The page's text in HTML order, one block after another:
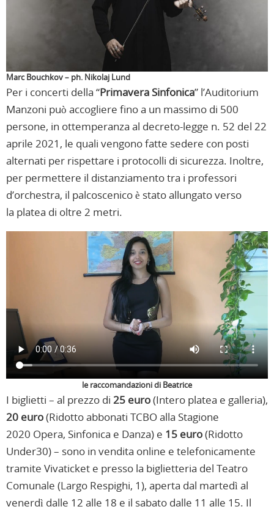
Marc Bouchkov – ph. Nikolaj Lund
Per i concerti della “Primavera Sinfonica” l’Auditorium
Manzoni può accogliere fino a un massimo di 500
persone, in ottemperanza al decreto-legge n. 52 del 22
aprile 2021, le quali vengono fatte sedere con posti
alternati per rispettare i protocolli di sicurezza. Inoltre,
per permettere il distanziamento tra i professori
d’orchestra, il palcoscenico è stato allungato verso
la platea di oltre 2 metri.
le raccomandazioni di Beatrice
I biglietti – al prezzo di 25 euro(Intero platea e galleria),
20 euro(Ridotto abbonati TCBO alla Stagione
2020 Opera, Sinfonica e Danza) e 15 euro(Ridotto
Under30) – sono in vendita online e telefonicamente
tramite Vivaticket e presso la biglietteria del Teatro
Comunale (Largo Respighi, 1), aperta dal martedì al
venerdì dalle 12 alle 18 e il sabato dalle 11 alle 15. Il